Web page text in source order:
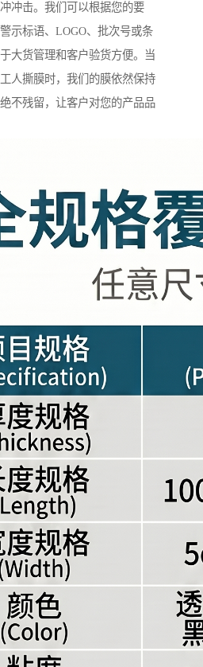
冲击。我们可以根据您的要
示标语、LOGO、批次号或条
大货管理和客户验货方便。当
人撕膜时，我们的膜依然保持
不残留，让客户对您的产品品